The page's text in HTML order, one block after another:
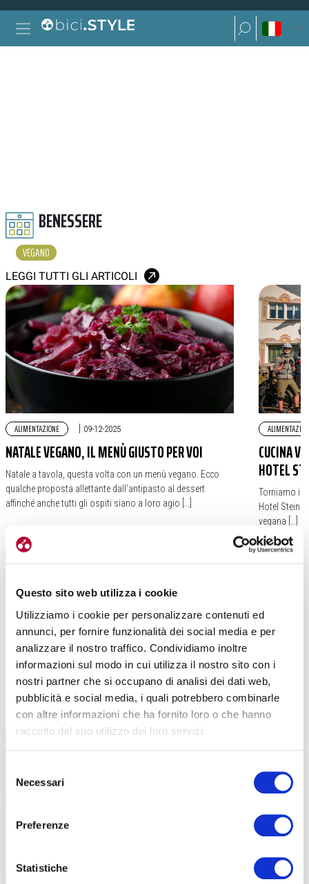
Questo sito web utilizza i cookie
Utilizziamo i cookie per personalizzare contenuti ed
annunci, per fornire funzionalità dei social media e per
analizzare il nostro traffico. Condividiamo inoltre
informazioni sul modo in cui utilizza il nostro sito con i
nostri partner che si occupano di analisi dei dati web,
pubblicità e social media, i quali potrebbero combinarle
con altre informazioni che ha fornito loro o che hanno
raccolto dal suo utilizzo dei loro servizi.
delNecessari
Preferenze
Statistiche
Vai al contenuto
Navigazione principale
Ricerca per:
Ricerca per:
BENESSERE
VEGANO
LEGGI TUTTI GLI ARTICOLI
ALIMENTAZIONE | 09-12-2025
NATALE VEGANO, IL MENÙ GIUSTO PER VOI
Natale a tavola, questa volta con un menù vegano. Ecco
qualche proposta allettante dall’antipasto al dessert
affinché anche tutti gli ospiti siano a loro agio […]
#NATALE
CUCINA
HOTEL
Torniamo in
Hotel
vegana […]
#SALUTE
TUTTE LE CATEGORIE DEL MAGAZINE